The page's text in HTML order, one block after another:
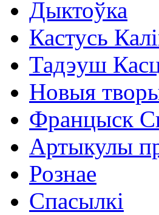
Дыктоўка
Кастусь
Тадэуш
Новыя
Францыск
Артыкулы
Рознае
Спасылкі